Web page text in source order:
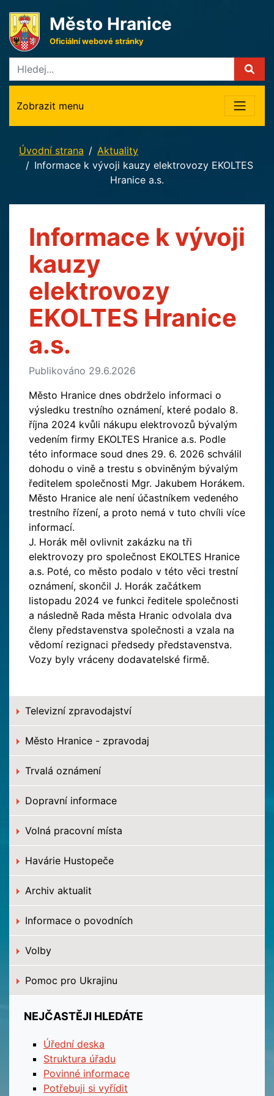
Město Hranice
Oficiální webové stránky
Zobrazit menu
Úvodní strana
Aktuality
Informace k vývoji kauzy elektrovozy EKOLTES
Hranice a.s.
Informace k vývoji
kauzy
elektrovozy
EKOLTES Hranice
a.s.
Publikováno 29.6.2026
Město Hranice dnes obdrželo informaci o
výsledku trestního oznámení, které podalo 8.
října 2024 kvůli nákupu elektrovozů bývalým
vedením firmy EKOLTES Hranice a.s. Podle
této informace soud dnes 29. 6. 2026 schválil
dohodu o vině a trestu s obviněným bývalým
ředitelem společnosti Mgr. Jakubem Horákem.
Město Hranice ale není účastníkem vedeného
trestního řízení, a proto nemá v tuto chvíli více
informací.
J. Horák měl ovlivnit zakázku na tři
elektrovozy pro společnost EKOLTES Hranice
a.s. Poté, co město podalo v této věci trestní
oznámení, skončil J. Horák začátkem
listopadu 2024 ve funkci ředitele společnosti
a následně Rada města Hranic odvolala dva
členy představenstva společnosti a vzala na
vědomí rezignaci předsedy představenstva.
Vozy byly vráceny dodavatelské firmě.
Televizní zpravodajství
Město Hranice - zpravodaj
Trvalá oznámení
Dopravní informace
Volná pracovní místa
Havárie Hustopeče
Archiv aktualit
Informace o povodních
Volby
Pomoc pro Ukrajinu
NEJČASTĚJI HLEDÁTE
Úřední deska
Struktura úřadu
Povinné informace
Potřebuji si vyřídit